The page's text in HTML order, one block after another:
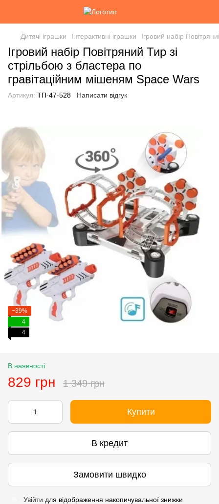
Дитячі іграшки Інтерактивні іграшки Ігровий набір
Ігровий набір Повітряний Тир зі
стрільбою з бластера по
гравітаційним мішеням Space Wars
Артикул: ТП-47-528 Написати відгук
−39%
4
4
В наявності
829 грн 1 349 грн
Купити
В кредит
Замовити швидко
Увійти для відображення накопичувальної знижки